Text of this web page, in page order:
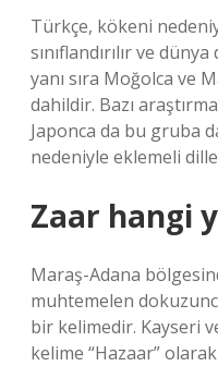
Türkçe, kökeni
sınıflandırılır ve
yanı sıra Moğolca ve
dahildir. Bazı
Japonca da bu gruba
nedeniyle eklemeli
Zaar hangi
Maraş-Adana
muhtemelen
bir kelimedir. Kayseri
kelime “Hazaar”